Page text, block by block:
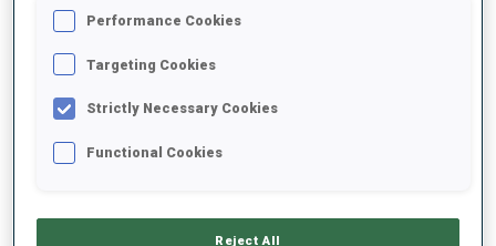
2025/2026
MOYENNE DE PERFORMANCE
Performance Cookies
Targeting Cookies
Strictly Necessary Cookies
Functional Cookies
Reject All